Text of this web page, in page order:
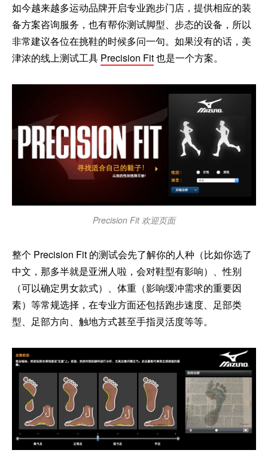
如今越来越多运动品牌开启专业跑步门店，提供相应的装
备方案咨询服务，也有帮你测试脚型、步态的设备，所以
非常建议各位在挑鞋的时候多问一句。如果没有的话，美
津浓的线上测试工具 Precision Fit也是一个方案。
Precision Fit 欢迎页面
整个 Precision Fit 的测试会先了解你的人种（比如你选了
中文，那多半就是亚洲人啦，会对鞋型有影响）、性别
（可以确定男女款式）、体重（影响缓冲需求的重要因
素）等常规选择，在专业方面还包括跑步速度、足部类
型、足部方向、触地方式甚至手指灵活度等等。